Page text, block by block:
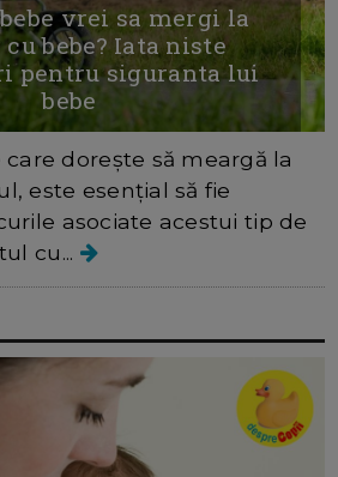
vrei sa mergi la
bebe? Iata niste
pentru siguranta lui
bebe
dorește să meargă la
este esențial să fie
asociate acestui tip de
cu...